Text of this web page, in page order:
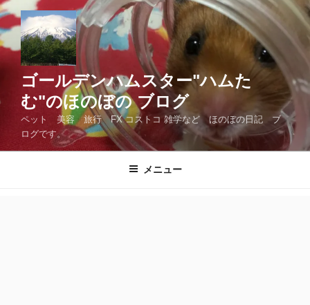
コ
テ
ン
ス
ゴールデンハムスター"ハムた
む"のほのぼの ブログ
ペット 美容 旅行 FX コストコ 雑学など ほのぼの日記 ブ
ログです。
メニュー